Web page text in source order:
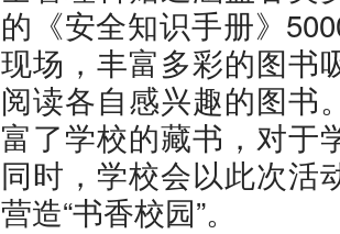
的《安全知识手册》
现场，丰富多彩的图书
阅读各自感兴趣的图书
富了学校的藏书，对于
同时，学校会以此次活
营造“书香校园”。